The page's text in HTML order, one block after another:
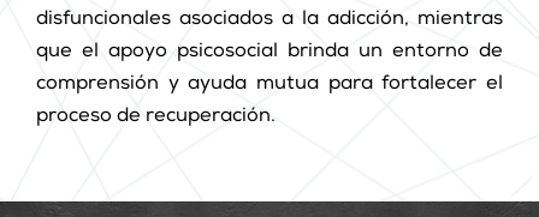
disfuncionales asociados a la adicción, mientras
que el apoyo psicosocial brinda un entorno de
comprensión y ayuda mutua para fortalecer el
proceso de recuperación.